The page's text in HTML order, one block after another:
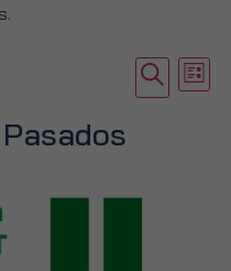
de
Buscar
de
Lista